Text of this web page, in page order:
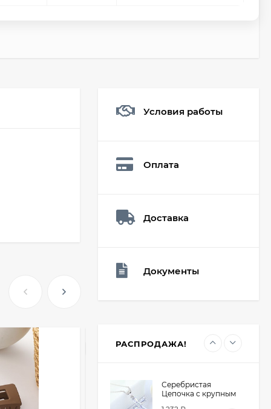
Условия работы
Оплата
Доставка
Документы
РАСПРОДАЖА!
19₽
Мешочек (5*7см)
Серебристая
Цепочка с крупным